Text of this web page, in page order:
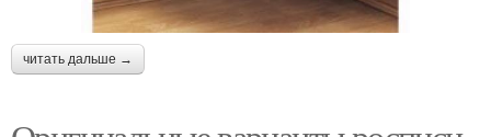
читать дальше →